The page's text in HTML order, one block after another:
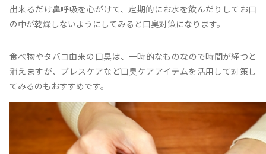
出来るだけ鼻呼吸を心がけて、定期的にお水を飲んだりしてお口
の中が乾燥しないようにしてみると口臭対策になります。
食べ物やタバコ由来の口臭は、一時的なものなので時間が経つと
消えますが、ブレスケアなど口臭ケアアイテムを活用して対策し
てみるのもおすすめです。